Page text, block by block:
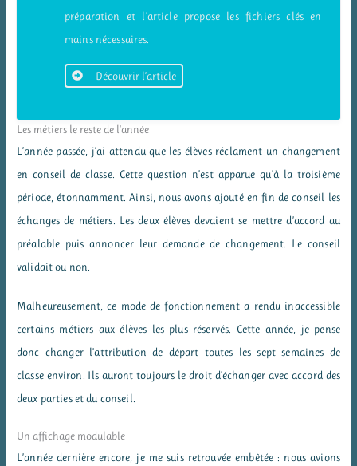
préparation et l’article propose les fichiers clés en
mains nécessaires.
Découvrir l’article
Les métiers le reste de l’année
L’année passée, j’ai attendu que les élèves réclament un changement
en conseil de classe. Cette question n’est apparue qu’à la troisième
période, étonnamment. Ainsi, nous avons ajouté en fin de conseil les
échanges de métiers. Les deux élèves devaient se mettre d’accord au
préalable puis annoncer leur demande de changement. Le conseil
validait ou non.
Malheureusement, ce mode de fonctionnement a rendu inaccessible
certains métiers aux élèves les plus réservés. Cette année, je pense
donc changer l’attribution de départ toutes les sept semaines de
classe environ. Ils auront toujours le droit d’échanger avec accord des
deux parties et du conseil.
Un affichage modulable
L’année dernière encore, je me suis retrouvée embêtée : nous avions